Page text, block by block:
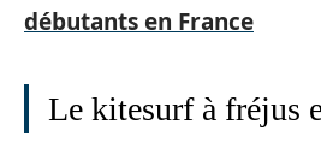
débutants en France
Le kitesurf à fréjus